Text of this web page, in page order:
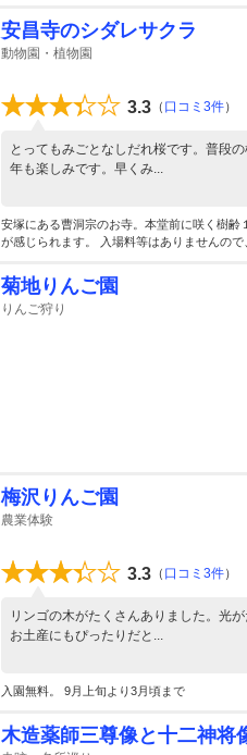
安昌寺のシダレサクラ
動物園・植物園
3.3 （ 口コミ3件）
とってもみごとなしだれ桜です。普段
年も楽しみです。早くみ...
安塚にある曹洞宗のお寺。本堂前に咲く樹
が感じられます。 入場料等はありませんの
菊地りんご園
りんご狩り
梅沢りんご園
農業体験
3.3 （ 口コミ3件）
リンゴの木がたくさんありました。光
お土産にもぴったりだと...
入園無料。 9月上旬より3月頃まで
木造薬師三尊像と十二神将